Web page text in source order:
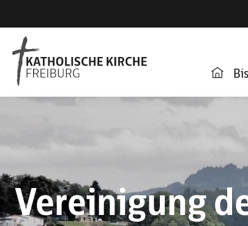
Vereinigung